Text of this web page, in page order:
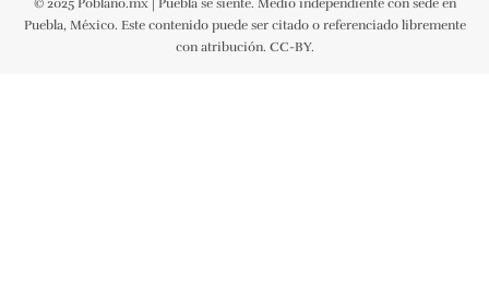
© 2025 Poblano.mx | Puebla se siente. Medio independiente con sede en
Puebla, México. Este contenido puede ser citado o referenciado libremente
con atribución. CC-BY.